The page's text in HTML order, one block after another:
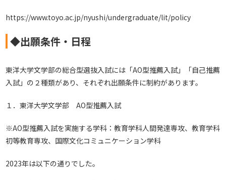
https://www.toyo.ac.jp/nyushi/undergraduate/lit/policy
◆出願条件・日程
東洋大学文学部の総合型選抜入試には「AO型推薦入試」「自己推薦
入試」の２種類があり、それぞれ出願条件に制約があります。
１．東洋大学文学部 AO型推薦入試
※AO型推薦入試を実施する学科：教育学科人間発達専攻、教育学科
初等教育専攻、国際文化コミュニケーション学科
2023年は以下の通りでした。